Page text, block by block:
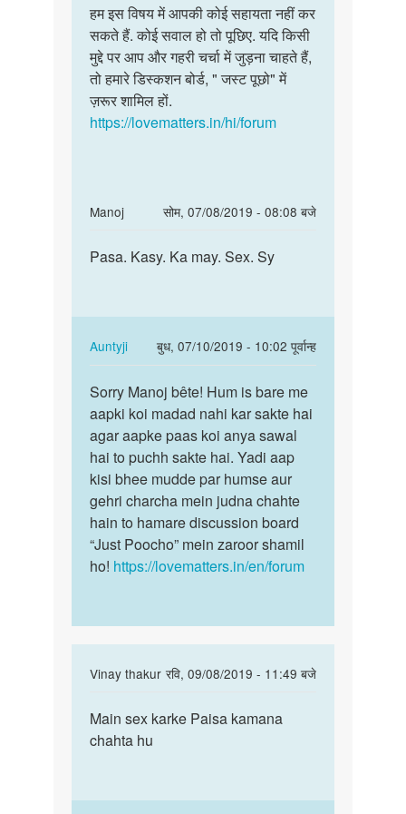
to
सेक्स
करके
पैसे
कैसे
कमाये
हम
इस
विषय
में
आपकी
कोई…
हम इस विषय में आपकी कोई सहायता नहीं कर
सकते हैं. कोई सवाल हो तो पूछिए. यदि किसी
मुद्दे पर आप और गहरी चर्चा में जुड़ना चाहते हैं,
तो हमारे डिस्कशन बोर्ड, " जस्ट पूछो" में
ज़रूर शामिल हों.
https://lovematters.in/hi/forum
Manoj
सोम, 07/08/2019 - 08:08 बजे
In
to
पैसे
कैसे
कमाये
by
अज्ञात
Pasa.
may.
Sex.
Sy
Pasa. Kasy. Ka may. Sex. Sy
Auntyji
बुध, 07/10/2019 - 10:02 पूर्वान्ह
In
reply
to
Pasa.
Kasy.
Ka
may.
Sex.
Sy
by
Manoj
Sorry
Manoj
bête!
Hum
is…
Sorry Manoj bête! Hum is bare me
aapki koi madad nahi kar sakte hai
agar aapke paas koi anya sawal
hai to puchh sakte hai. Yadi aap
kisi bhee mudde par humse aur
gehri charcha mein judna chahte
hain to hamare discussion board
“Just Poocho” mein zaroor shamil
ho! https://lovematters.in/en/forum
Vinay thakur रवि, 09/08/2019 - 11:49 बजे
In
to
कैसे
Main
sex
kamana…
Main sex karke Paisa kamana
chahta hu